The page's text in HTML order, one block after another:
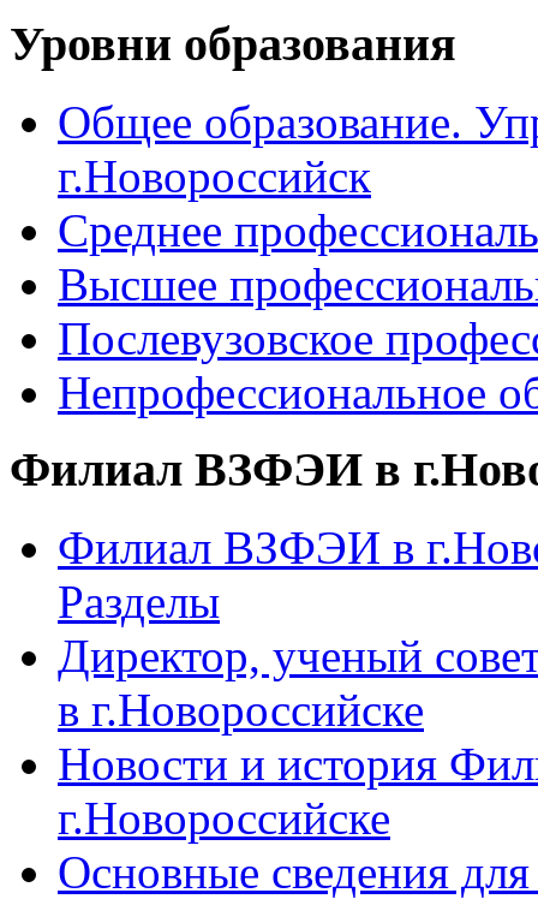
Уровни образования
Общее образование.
г.Новороссийск
Среднее
Высшее
Послевузовское
Непрофессиональное
Филиал ВЗФЭИ в
Филиал ВЗФЭИ в
Разделы
Директор, ученый
в г.Новороссийске
Новости и история
г.Новороссийске
Основные сведения